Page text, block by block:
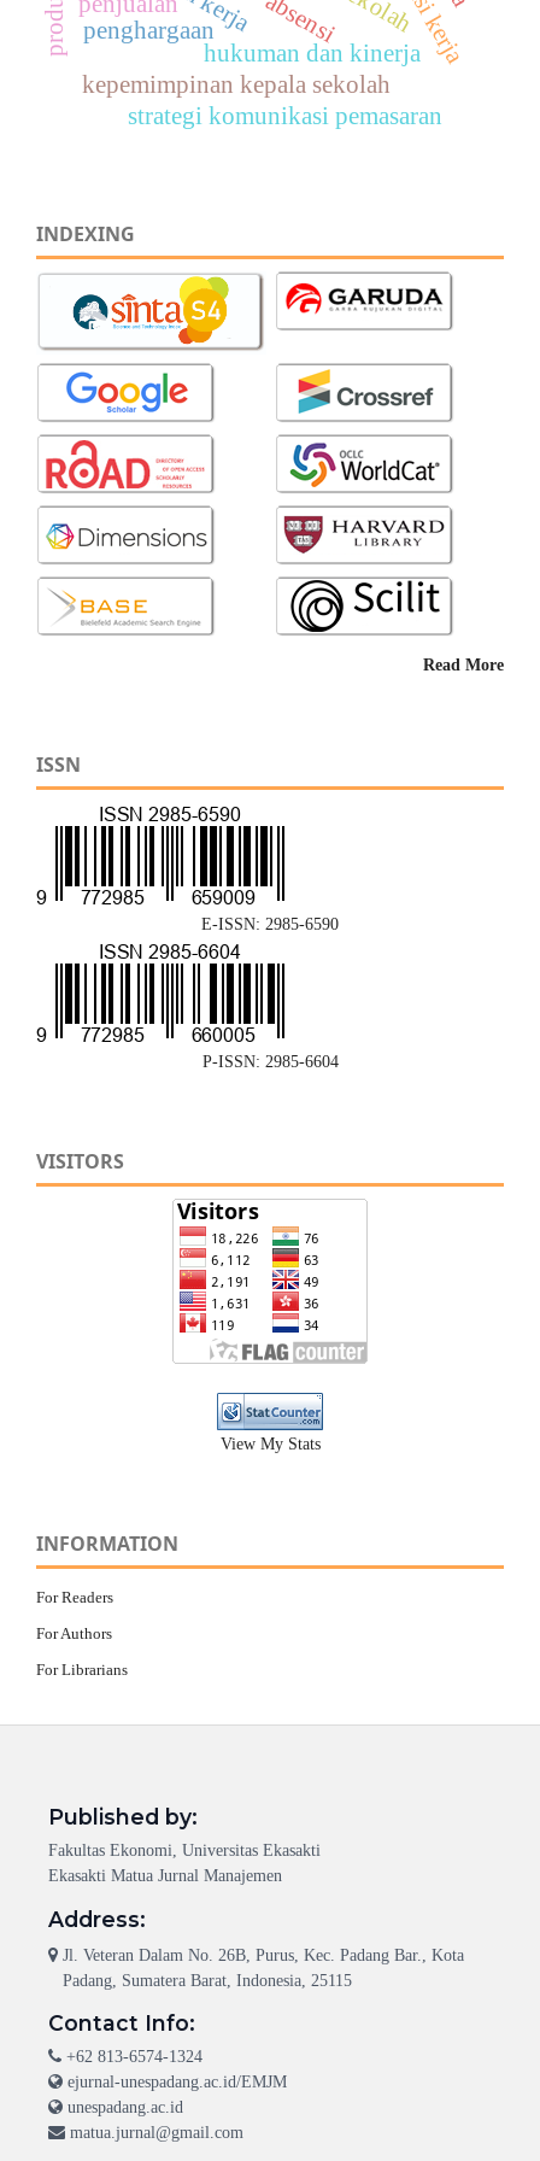
hukuman dan kinerja
kepemimpinan kepala sekolah
strategi komunikasi pemasaran
absensi
penghargaan
INDEXING
Read More
ISSN
E-ISSN: 2985-6590
P-ISSN: 2985-6604
VISITORS
View My Stats
INFORMATION
For Readers
For Authors
For Librarians
Published by:
Fakultas Ekonomi, Universitas Ekasakti
Ekasakti Matua Jurnal Manajemen
Address:
Jl. Veteran Dalam No. 26B, Purus, Kec. Padang Bar., Kota
Padang, Sumatera Barat, Indonesia, 25115
Contact Info:
+62 813-6574-1324
ejurnal-unespadang.ac.id/EMJM
unespadang.ac.id
matua.jurnal@gmail.com